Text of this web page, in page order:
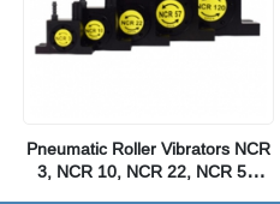
Pneumatic Roller Vibrators NCR
3, NCR 10, NCR 22, NCR 57,